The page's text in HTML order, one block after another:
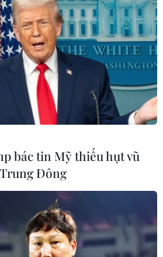
đầu cho phép người
công cộng
người dùng có thể đặt tên, địa
kiện và gán các thẻ và hình ảnh
gì diễn ra trên ứng dụng Google
bác tin Mỹ thiếu hụt vũ
Đông